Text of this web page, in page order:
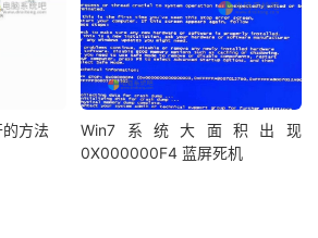
方法
Win7系统大面积出现
0X000000F4 蓝屏死机